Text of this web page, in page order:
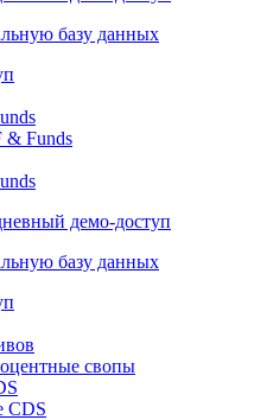
базу данных
& Funds
демо-доступ
базу данных
свопы
CDS